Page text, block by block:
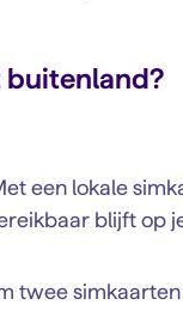
buitenland?
een lokale
blijft op
twee